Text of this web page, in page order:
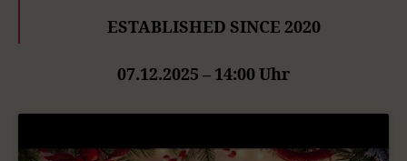
ESTABLISHED SINCE 2020
07.12.2025 – 14:00 Uhr